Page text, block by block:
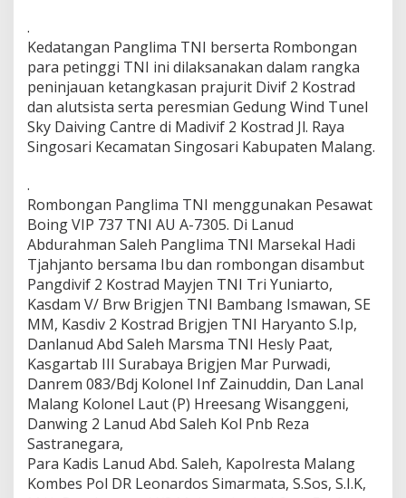
k
e
d
a
t
a
n
n
P
a
n
g
l
i
m
a
T
N
I
.
Kedatangan Panglima TNI berserta Rombongan
para petinggi TNI ini dilaksanakan dalam rangka
peninjauan ketangkasan prajurit Divif 2 Kostrad
dan alutsista serta peresmian Gedung Wind Tunel
Sky Daiving Cantre di Madivif 2 Kostrad Jl. Raya
Singosari Kecamatan Singosari Kabupaten Malang.
.
Rombongan Panglima TNI menggunakan Pesawat
Boing VIP 737 TNI AU A-7305. Di Lanud
Abdurahman Saleh Panglima TNI Marsekal Hadi
Tjahjanto bersama Ibu dan rombongan disambut
Pangdivif 2 Kostrad Mayjen TNI Tri Yuniarto,
Kasdam V/ Brw Brigjen TNI Bambang Ismawan, SE
MM, Kasdiv 2 Kostrad Brigjen TNI Haryanto S.Ip,
Danlanud Abd Saleh Marsma TNI Hesly Paat,
Kasgartab III Surabaya Brigjen Mar Purwadi,
Danrem 083/Bdj Kolonel Inf Zainuddin, Dan Lanal
Malang Kolonel Laut (P) Hreesang Wisanggeni,
Danwing 2 Lanud Abd Saleh Kol Pnb Reza
Sastranegara,
Para Kadis Lanud Abd. Saleh, Kapolresta Malang
Kombes Pol DR Leonardos Simarmata, S.Sos, S.I.K,